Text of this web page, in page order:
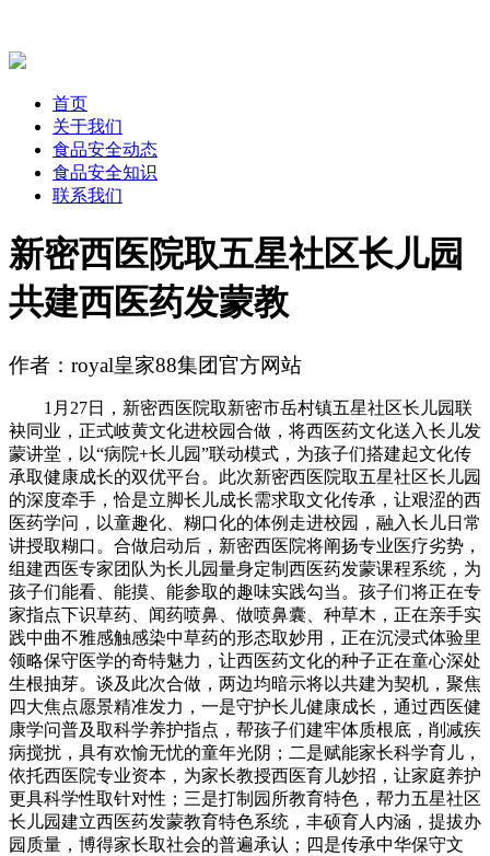
首页
关于我们
食品安全动态
食品安全知识
联系我们
新密西医院取五星社区长儿园
共建西医药发蒙教
作者：royal皇家88集团官方网站
1月27日，新密西医院取新密市岳村镇五星社区长儿园联
袂同业，正式岐黄文化进校园合做，将西医药文化送入长儿发
蒙讲堂，以“病院+长儿园”联动模式，为孩子们搭建起文化传
承取健康成长的双优平台。此次新密西医院取五星社区长儿园
的深度牵手，恰是立脚长儿成长需求取文化传承，让艰涩的西
医药学问，以童趣化、糊口化的体例走进校园，融入长儿日常
讲授取糊口。合做启动后，新密西医院将阐扬专业医疗劣势，
组建西医专家团队为长儿园量身定制西医药发蒙课程系统，为
孩子们能看、能摸、能参取的趣味实践勾当。孩子们将正在专
家指点下识草药、闻药喷鼻、做喷鼻囊、种草木，正在亲手实
践中曲不雅感触感染中草药的形态取妙用，正在沉浸式体验里
领略保守医学的奇特魅力，让西医药文化的种子正在童心深处
生根抽芽。谈及此次合做，两边均暗示将以共建为契机，聚焦
四大焦点愿景精准发力，一是守护长儿健康成长，通过西医健
康学问普及取科学养护指点，帮孩子们建牢体质根底，削减疾
病搅扰，具有欢愉无忧的童年光阴；二是赋能家长科学育儿，
依托西医院专业资本，为家长教授西医育儿妙招，让家庭养护
更具科学性取针对性；三是打制园所教育特色，帮力五星社区
长儿园建立西医药发蒙教育特色系统，丰硕育人内涵，提拔办
园质量，博得家长取社会的普遍承认；四是传承中华保守文